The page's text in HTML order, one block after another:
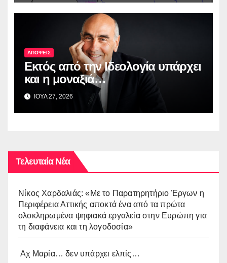
ΑΠΟΨΕΙΣ
Εκτός από την Ιδεολογία υπάρχει
και η μοναξιά…
ΙΟΥΛ 27, 2026
Τελευταία Νέα
Νίκος Χαρδαλιάς: «Με το Παρατηρητήριο Έργων η
Περιφέρεια Αττικής αποκτά ένα από τα πρώτα
ολοκληρωμένα ψηφιακά εργαλεία στην Ευρώπη για
τη διαφάνεια και τη λογοδοσία»
Αχ Μαρία… δεν υπάρχει ελπίς…